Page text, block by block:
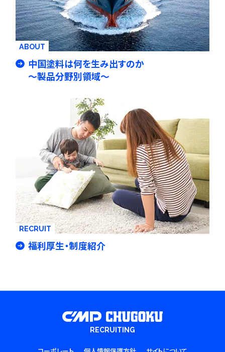
ABOUT
中国塗料は何を生み出すのか
～製品分野別領域～
RECRUIT
福利厚生・制度紹介
RECRUITING